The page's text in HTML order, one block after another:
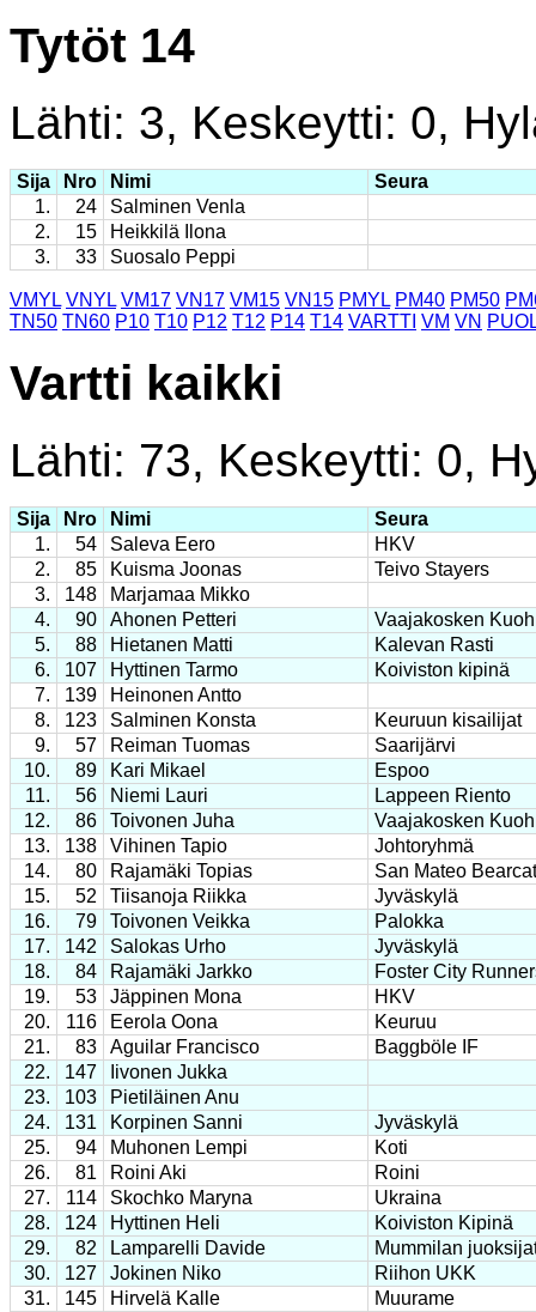
Tytöt 14
Lähti: 3, Keskeytti: 0,
Sija Nro Nimi
Seura
1.
24
Salminen Venla
2.
15
Heikkilä Ilona
3.
33 Suosalo Peppi
VMYL VNYL VM17 VN17 VM15 VN15 PMYL PM40 PM50
TN50 TN60 P10 T10 P12 T12 P14 T14 VARTTI VM VN
Vartti kaikki
Lähti: 73, Keskeytti: 0,
Sija Nro Nimi
Seura
1.
54 Saleva Eero
HKV
2.
85 Kuisma Joonas
Teivo Stayers
3.
148
Marjamaa Mikko
4.
90 Ahonen Petteri
Vaajakosken
5.
88 Hietanen Matti
Kalevan Rasti
6.
107 Hyttinen Tarmo
Koiviston kipinä
7.
139
Heinonen Antto
8.
123 Salminen Konsta
Keuruun kisailijat
9.
57 Reiman Tuomas
Saarijärvi
10.
89 Kari Mikael
Espoo
11.
56 Niemi Lauri
Lappeen Riento
12.
86 Toivonen Juha
Vaajakosken
13.
138 Vihinen Tapio
Johtoryhmä
14.
80 Rajamäki Topias
San Mateo
15.
52 Tiisanoja Riikka
Jyväskylä
16.
79 Toivonen Veikka
Palokka
17.
142 Salokas Urho
Jyväskylä
18.
84 Rajamäki Jarkko
Foster City
19.
53 Jäppinen Mona
HKV
20.
116 Eerola Oona
Keuruu
21.
83 Aguilar Francisco
Baggböle IF
22.
147
Iivonen Jukka
23.
103
Pietiläinen Anu
24.
131 Korpinen Sanni
Jyväskylä
25.
94 Muhonen Lempi
Koti
26.
81 Roini Aki
Roini
27.
114 Skochko Maryna
Ukraina
28.
124 Hyttinen Heli
Koiviston Kipinä
29.
82 Lamparelli Davide
Mummilan
30.
127 Jokinen Niko
Riihon UKK
31.
145 Hirvelä Kalle
Muurame